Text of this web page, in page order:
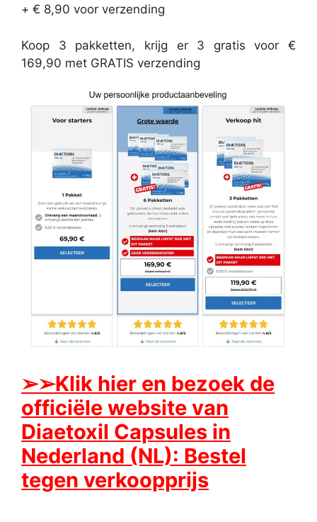
+ € 8,90 voor verzending
Koop 3 pakketten, krijg er 3 gratis voor €
169,90 met GRATIS verzending
➢➢Klik hier en bezoek de
officiële website van
Diaetoxil Capsules in
Nederland (NL): Bestel
tegen verkoopprijs